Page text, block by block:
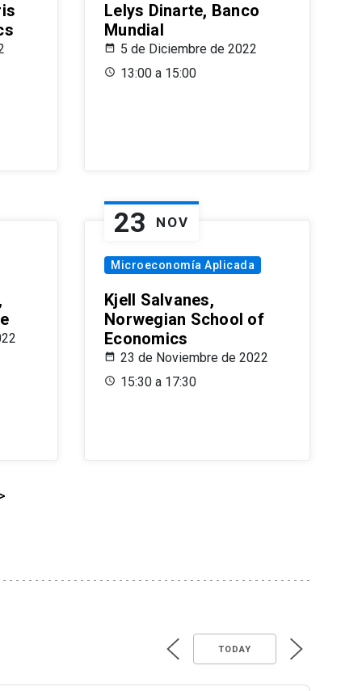
Lelys Dinarte, Banco
Mundial
5 de Diciembre de 2022
13:00 a 15:00
23 NOV
Microeconomía Aplicada
Kjell Salvanes,
Norwegian School of
Economics
23 de Noviembre de 2022
15:30 a 17:30
TODAY